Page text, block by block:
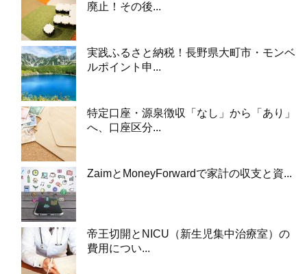
廃止！その後...
実践ふるさと納税！長野県大町市・モンベ
ルポイント申...
特定口座・源泉徴収「なし」から「あり」
へ、口座区分...
ZaimとMoneyForwardで家計の収支と資...
帝王切開とNICU（新生児集中治療室）の
費用につい...